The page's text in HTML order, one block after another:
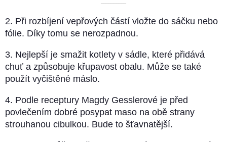
––––––––––
2. Při rozbíjení vepřových částí vložte do sáčku nebo
fólie. Díky tomu se nerozpadnou.
3. Nejlepší je smažit kotlety v sádle, které přidává
chuť a způsobuje křupavost obalu. Může se také
použít vyčištěné máslo.
4. Podle receptury Magdy Gesslerové je před
povlečením dobré posypat maso na obě strany
strouhanou cibulkou. Bude to šťavnatější.